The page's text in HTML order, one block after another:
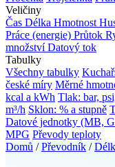
Veličiny
Čas Délka Hmotnost
Práce (energie) Průtok
množstvíDatový tok
Tabulky
Všechny tabulky
české míry Měrné
kcal a kWh Tlak: bar,
m³/h Sklon: % a stupně
Datové jednotky (MB,
MPG Převody teploty
Domů / Převodník /